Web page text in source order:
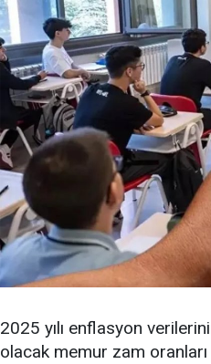
2025 yılı enflasyon
olacak memur zam